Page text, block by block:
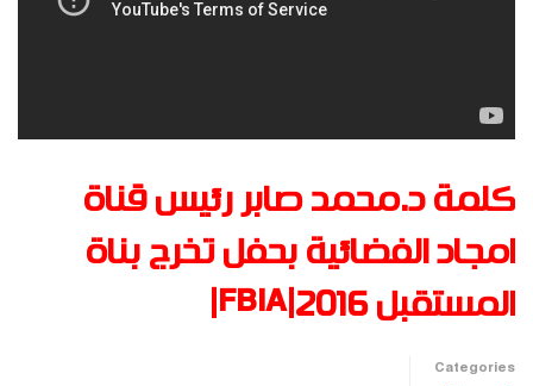
كلمة د.محمد صابر رئيس قناة
امجاد الفضائية بحفل تخرج بناة
المستقبل FBIA|2016|
Categories